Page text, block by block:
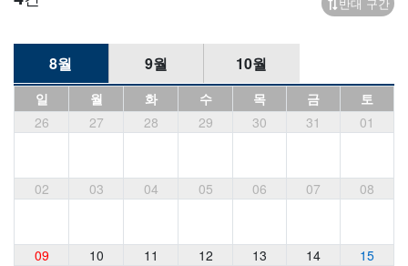
8월 9월 10월
일 월 화 수 목 금
토
26
27 28 29 30 31 01
02 03 04 05 06 07 08
09 10 11 12 13 14 15